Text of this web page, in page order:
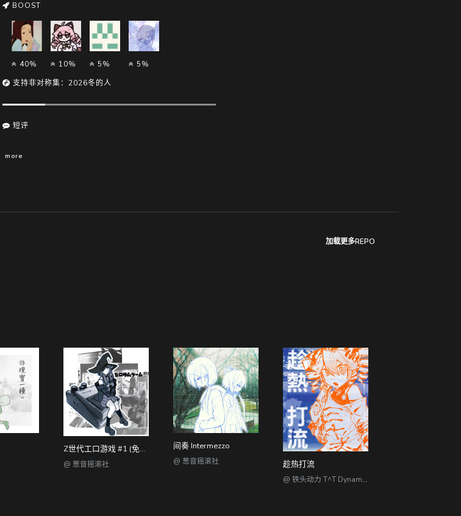
BOOST
40% 10% 5%
5%
支持非对称集：2026冬的人
短评
more
加载更多REPO
Z世代工口游戏 #1 (免费兑换)
@ 葱音摇滚社
间奏 Intermezzo
@ 葱音摇滚社 趁热打流
@ 铁头动力 T^T Dynamics